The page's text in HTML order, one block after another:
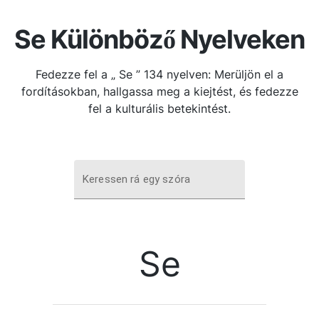
Se Különböző Nyelveken
Fedezze fel a „ Se ” 134 nyelven: Merüljön el a
fordításokban, hallgassa meg a kiejtést, és fedezze
fel a kulturális betekintést.
Keressen rá egy szóra
Se